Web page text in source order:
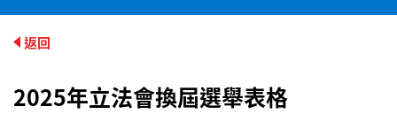
返回
2025年立法會換屆選舉表格